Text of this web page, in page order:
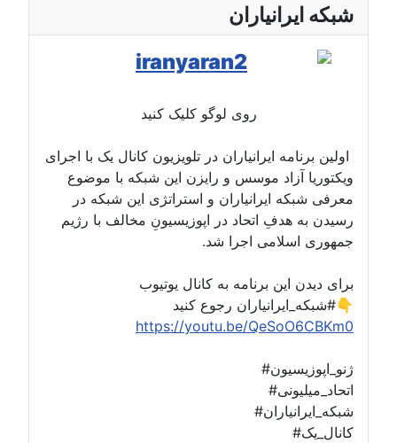
شبکه ایرانیاران
روی لوگو کلیک کنید
اولین برنامه ایرانیاران در تلویزیون کانال یک با اجرای
ویکتوریا آزاد موسس و رایزن این شبکه با موضوع
معرفی شبکه ایرانیاران و استراتژی این شبکه در
رسیدن به هدفِ اتحاد در اپوزیسیونِ مخالف با رژیم
جمهوری اسلامی اجرا شد.
برای دیدن این برنامه به کانال یوتیوب
#شبکه_ایرانیاران رجوع کنید👇
https://youtu.be/QeSoO6CBKm0
#ژنو_اپوزیسیون
#اتحاد_میلیونی
#شبکه_ایرانیاران
#کانال_یک